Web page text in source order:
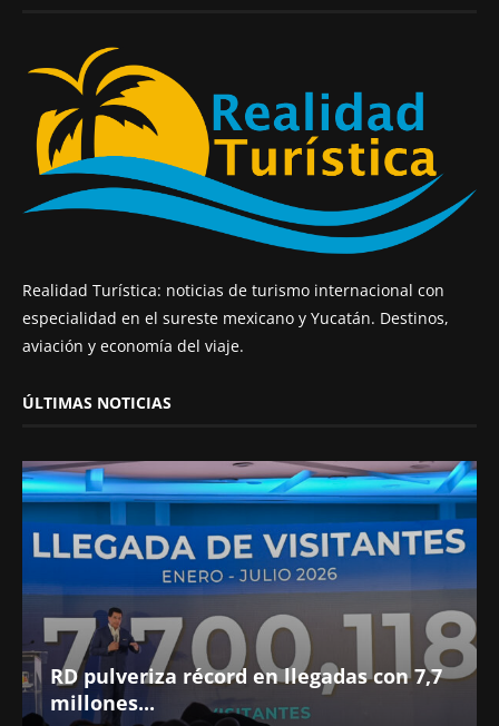
Realidad Turística: noticias de turismo internacional con
especialidad en el sureste mexicano y Yucatán. Destinos,
aviación y economía del viaje.
ÚLTIMAS NOTICIAS
RD pulveriza récord en llegadas con 7,7
millones...